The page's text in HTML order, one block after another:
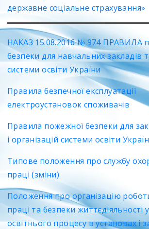
державне соціальне страхування»
НАКАЗ 15.08.2016 № 974 ПРАВИЛА
безпеки для навчальних закладів
системи освіти України
Правила безпечної експлуатації
електроустановок споживачів
Правила пожежної безпеки для
і організацій системи освіти
Типове положення про службу
праці (зміни)
Положення про організацію
праці та безпеки життєдіяльності
освітнього процесу в установах і